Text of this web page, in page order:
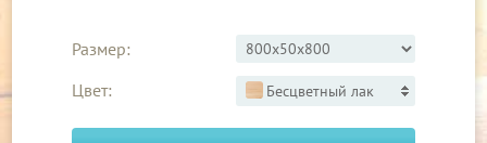
Размер:
Цвет:
Бесцветный лак